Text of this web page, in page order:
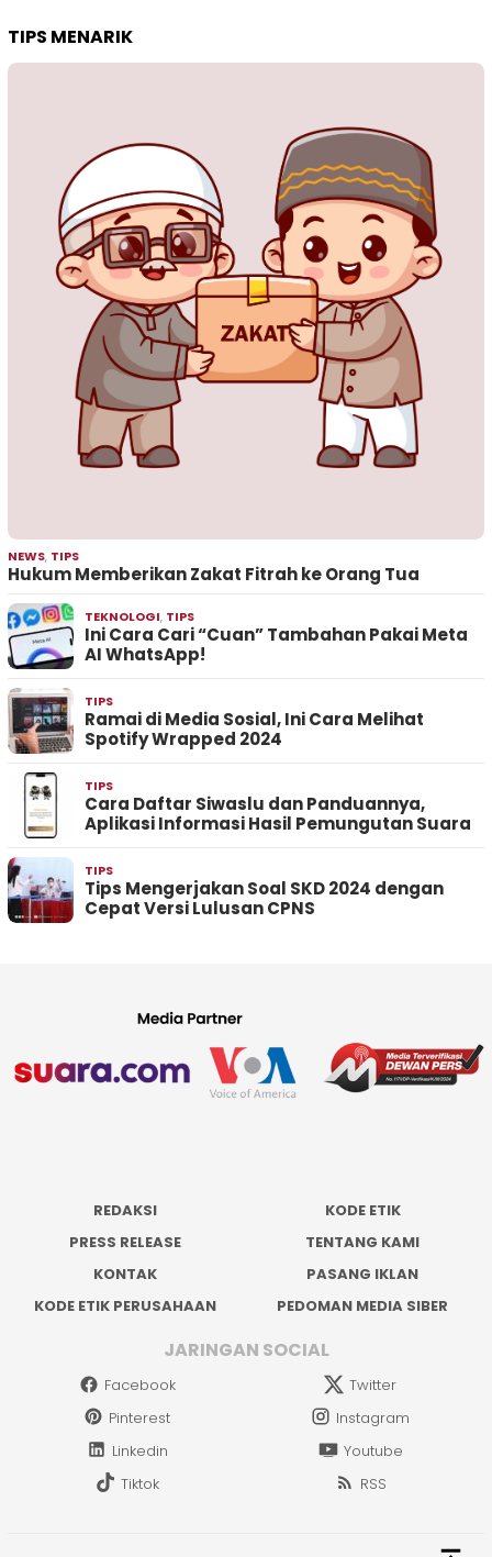
TIPS MENARIK
NEWS, TIPS
Hukum Memberikan Zakat Fitrah ke Orang Tua
TEKNOLOGI, TIPS
Ini Cara Cari “Cuan” Tambahan Pakai Meta
AI WhatsApp!
TIPS
Ramai di Media Sosial, Ini Cara Melihat
Spotify Wrapped 2024
TIPS
Cara Daftar Siwaslu dan Panduannya,
Aplikasi Informasi Hasil Pemungutan Suara
TIPS
Tips Mengerjakan Soal SKD 2024 dengan
Cepat Versi Lulusan CPNS
REDAKSI
KODE ETIK
PRESS RELEASE
TENTANG KAMI
KONTAK
PASANG IKLAN
KODE ETIK PERUSAHAAN
PEDOMAN MEDIA SIBER
JARINGAN SOCIAL
Facebook
Twitter
Pinterest
Instagram
Linkedin
Youtube
Tiktok
RSS